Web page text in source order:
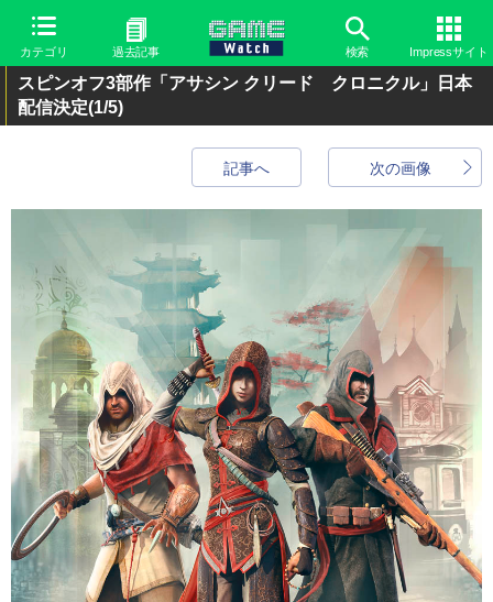
カテゴリ 過去記事 検索 Impressサイト
スピンオフ3部作「アサシン クリード クロニクル」日本
配信決定(1/5)
次の画像
記事へ